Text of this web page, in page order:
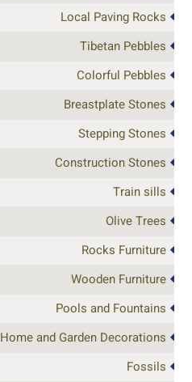
Local Paving Rocks
Tibetan Pebbles
Colorful Pebbles
Breastplate Stones
Stepping Stones
Construction Stones
Train sills
Olive Trees
Rocks Furniture
Wooden Furniture
Pools and Fountains
Home and Garden Decorations
Fossils